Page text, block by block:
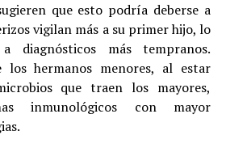
que esto podría deberse a
vigilan más a su primer hijo, lo
diagnósticos más tempranos.
los hermanos menores, al estar
que traen los mayores,
inmunológicos con mayor